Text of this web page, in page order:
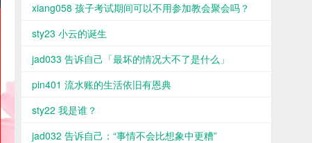
xiang058 孩子考试期间可以不用参加教会聚会吗？
sty23 小云的诞生
jad033 告诉自己「最坏的情况大不了是什么」
pin401 流水账的生活依旧有恩典
sty22 我是谁？
jad032 告诉自己：“事情不会比想象中更糟”